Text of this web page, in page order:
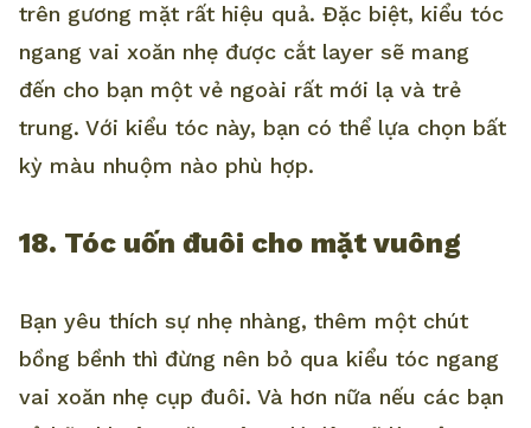
trên gương mặt rất hiệu quả. Đặc biệt, kiểu tóc
ngang vai xoăn nhẹ được cắt layer sẽ mang
đến cho bạn một vẻ ngoài rất mới lạ và trẻ
trung. Với kiểu tóc này, bạn có thể lựa chọn bất
kỳ màu nhuộm nào phù hợp.
18. Tóc uốn đuôi cho mặt vuông
Bạn yêu thích sự nhẹ nhàng, thêm một chút
bồng bềnh thì đừng nên bỏ qua kiểu tóc ngang
vai xoăn nhẹ cụp đuôi. Và hơn nữa nếu các bạn